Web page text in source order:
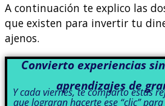
A continuación te explico las
que existen para invertir tu
ajenos.
Convierto experiencias
aprendizajes de
Y cada viernes, te comparto estas
que lograran hacerte ese “clic”